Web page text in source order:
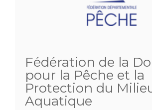
Fédération de la
pour la Pêche et la
Protection du
Aquatique